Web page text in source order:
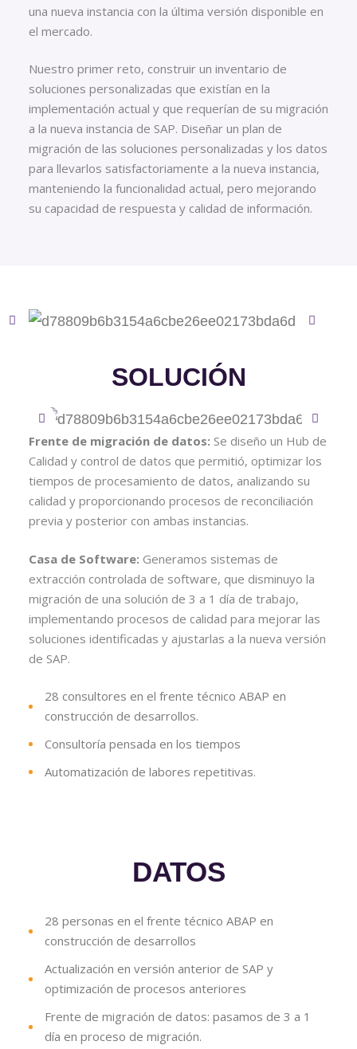
una nueva instancia con la última versión disponible en
el mercado.
Nuestro primer reto, construir un inventario de
soluciones personalizadas que existían en la
implementación actual y que requerían de su migración
a la nueva instancia de SAP. Diseñar un plan de
migración de las soluciones personalizadas y los datos
para llevarlos satisfactoriamente a la nueva instancia,
manteniendo la funcionalidad actual, pero mejorando
su capacidad de respuesta y calidad de información.
SOLUCIÓN
Frente de migración de datos: Se diseño un Hub de
Calidad y control de datos que permitió, optimizar los
tiempos de procesamiento de datos, analizando su
calidad y proporcionando procesos de reconciliación
previa y posterior con ambas instancias.
Casa de Software: Generamos sistemas de
extracción controlada de software, que disminuyo la
migración de una solución de 3 a 1 día de trabajo,
implementando procesos de calidad para mejorar las
soluciones identificadas y ajustarlas a la nueva versión
de SAP.
28 consultores en el frente técnico ABAP en
construcción de desarrollos.
Consultoría pensada en los tiempos
Automatización de labores repetitivas.
DATOS
28 personas en el frente técnico ABAP en
construcción de desarrollos
Actualización en versión anterior de SAP y
optimización de procesos anteriores
Frente de migración de datos: pasamos de 3 a 1
día en proceso de migración.